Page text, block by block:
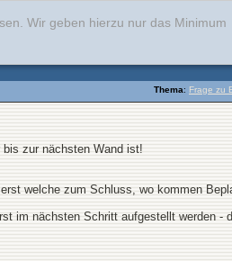
Wir geben hierzu nur das Minimum
Thema: Frage zu
zur nächsten Wand ist!
welche zum Schluss, wo kommen
im nächsten Schritt aufgestellt werden -